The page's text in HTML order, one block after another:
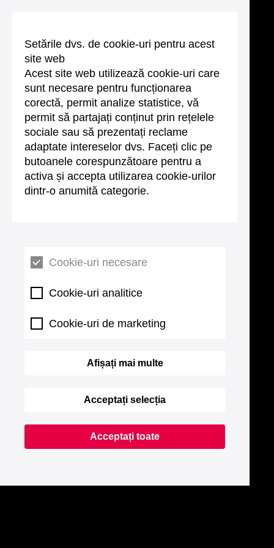
Setările dvs. de cookie-uri pentru acest
site web
Acest site web utilizează cookie-uri care
sunt necesare pentru funcționarea
corectă, permit analize statistice, vă
permit să partajați conținut prin rețelele
sociale sau să prezentați reclame
adaptate intereselor dvs. Faceți clic pe
butoanele corespunzătoare pentru a
activa și accepta utilizarea cookie-urilor
dintr-o anumită categorie.
Cookie-uri necesare
Cookie-uri analitice
Cookie-uri de marketing
Afișați mai multe
Acceptați selecția
Acceptați toate